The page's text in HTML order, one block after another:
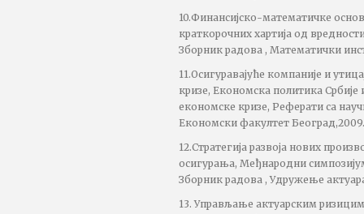
10.Финансијско-математичке
краткорочних хартија од
Зборник радова , Математички
11.Осигуравајуће компаније и
кризе, Економска политика Србије
економске кризе, Реферати са
Економски факултет Београд,2009.
12.Стратегија развоја нових
осигурања, Међнародни
Зборник радова , Удружење
13. Управљање актуарским